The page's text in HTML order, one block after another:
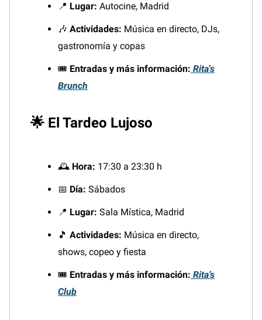
📍 Lugar: Autocine, Madrid
🎶 Actividades: Música en directo, DJs,
gastronomía y copas
🎟️ Entradas y más información: Rita's
Brunch
🌟 El Tardeo Lujoso
🕰️ Hora: 17:30 a 23:30 h
📅 Día: Sábados
📍 Lugar: Sala Mística, Madrid
🎵 Actividades: Música en directo,
shows, copeo y fiesta
🎟️ Entradas y más información: Rita’s
Club